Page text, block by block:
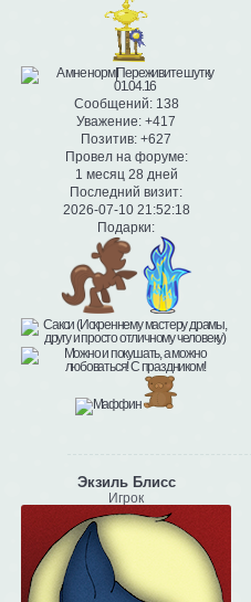
Сообщений:138
Уважение: +417
Позитив: +627
Провел на форуме:
1 месяц 28 дней
Последний визит:
2026-07-10 21:52:18
Подарки:
Экзиль Блисс
Игрок